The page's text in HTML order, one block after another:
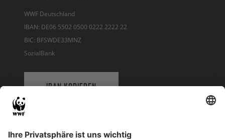
WWF Deutschland
IBAN: DE06 5502 0500 0222 2222 22
BIC: BFSWDE33MNZ
SozialBank
IBAN KOPIEREN